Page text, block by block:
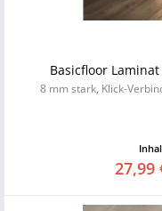
Basicfloor
8 mm stark, Klick-
27,99